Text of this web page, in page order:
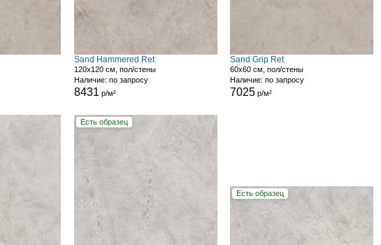
Sand Hammered Ret
120x120 см, пол/стены
Наличие: по запросу
8431 р/м²
Sand Grip Ret
60x60 см, пол/стены
Наличие: по запросу
7025 р/м²
Есть образец
Есть образец